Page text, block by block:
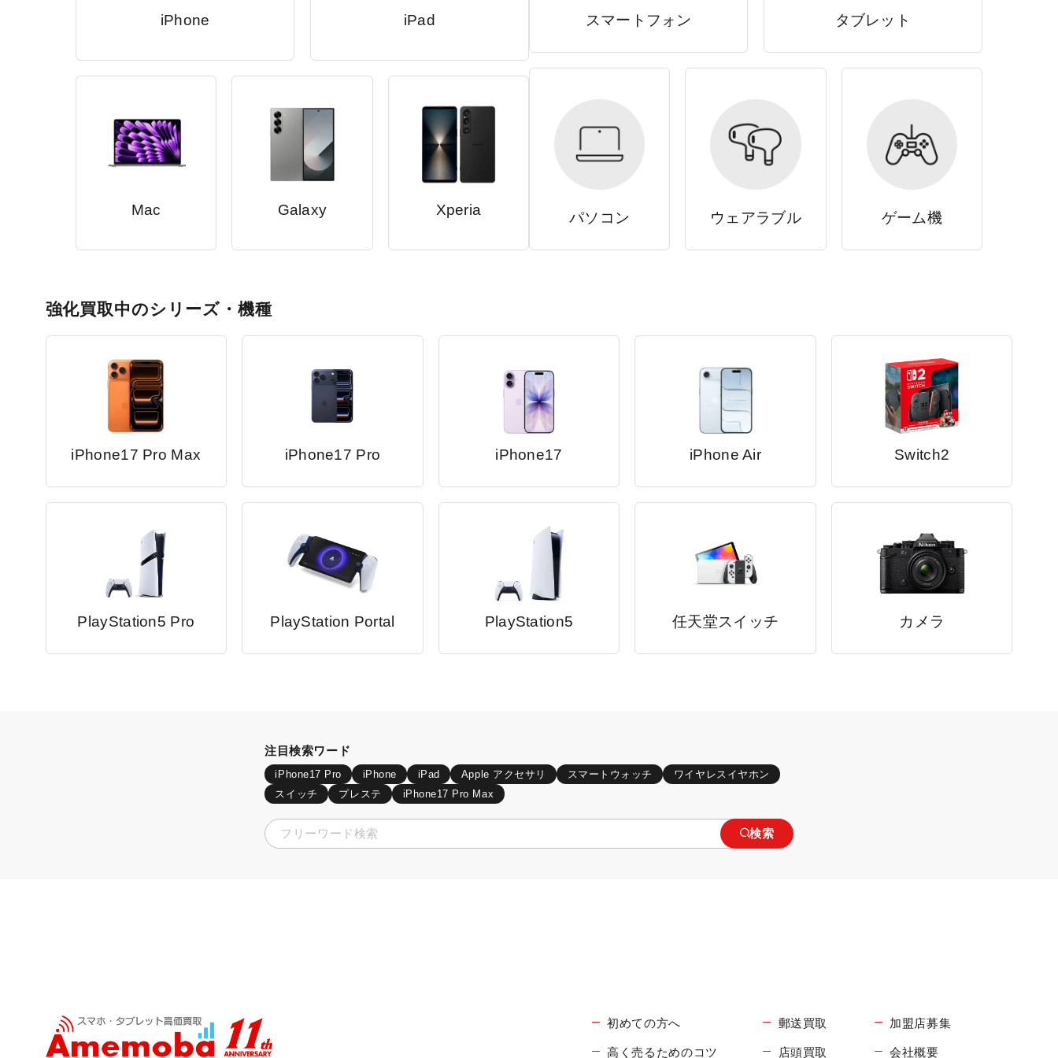
iPhone iPad
Mac Galaxy Xperia
スマートフォン タブレット
パソコン ウェアラブル ゲーム機
強化買取中のシリーズ・機種
iPhone17 Pro Max iPhone17 Pro iPhone17 iPhone Air Switch2
PlayStation5 Pro PlayStation Portal PlayStation5 任天堂スイッチ カメラ
注目検索ワード
iPhone17 Pro iPhone iPad Apple アクセサリ スマートウォッチ
ワイヤレスイヤホン
スイッチ
プレステ iPhone17 Pro Max
検索
初めての方へ
高く売るためのコツ
郵送買取
店頭買取
加盟店募集
会社概要